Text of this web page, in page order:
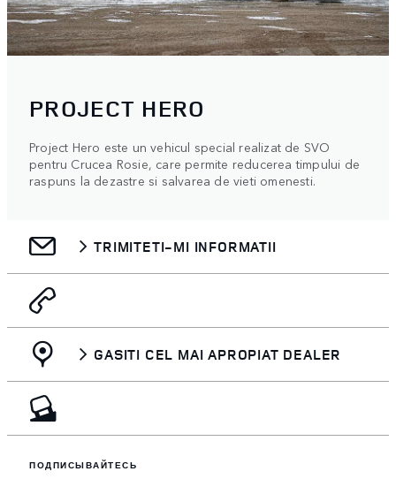
PROJECT HERO
Project Hero este un vehicul special realizat de SVO
pentru Crucea Rosie, care permite reducerea timpului de
raspuns la dezastre si salvarea de vieti omenesti.
TRIMITETI-MI INFORMATII
GASITI CEL MAI APROPIAT DEALER
ПОДПИСЫВАЙТЕСЬ